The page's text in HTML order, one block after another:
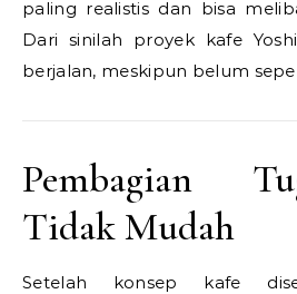
paling realistis dan bisa
Dari sinilah proyek kafe
berjalan, meskipun belum
Pembagian
Tidak Mudah
Setelah konsep kafe